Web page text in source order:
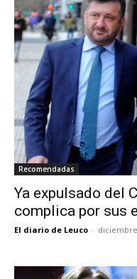
Recomendadas
Ya expulsado del
complica por sus
El diario de Leuco -